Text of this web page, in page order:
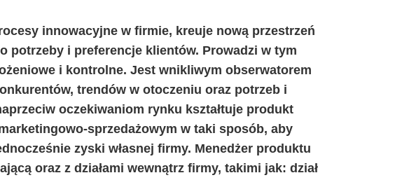
innowacyjne w firmie, kreuje nową przestrzeń
potrzeby i preferencje klientów. Prowadzi w tym
i kontrolne. Jest wnikliwym obserwatorem
trendów w otoczeniu oraz potrzeb i
oczekiwaniom rynku kształtuje produkt
sprzedażowym w taki sposób, aby
zyski własnej firmy. Menedżer produktu
oraz z działami wewnątrz firmy, takimi jak: dział